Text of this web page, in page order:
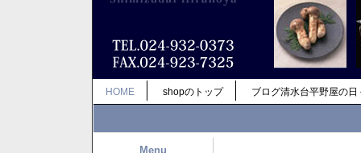
HOME shopのトップ ブログ清水台平野屋の日
Menu